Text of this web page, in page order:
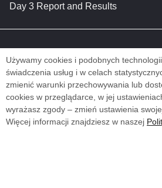
Day 3 Report and Results
Używamy cookies i podobnych
świadczenia usług i w celach
zmienić warunki przechowywania lub
cookies w przeglądarce, w jej
wyrażasz zgody – zmień ustawienia
Więcej informacji znajdziesz w naszej